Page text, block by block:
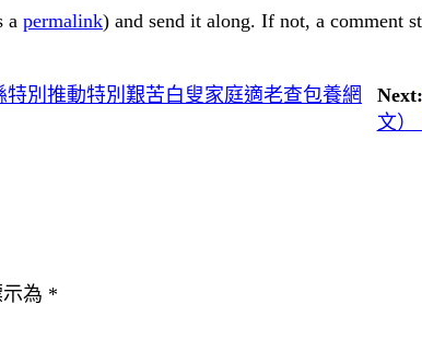
a permalink) and send it along. If not, a comment
別推動特別艱苦白叟家庭適老查包養網
Next:
文）
為 *